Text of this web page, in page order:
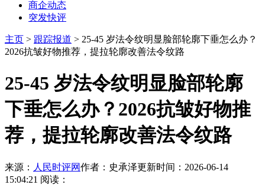
商企动态
突发快评
主页 > 跟踪报道 > 25-45 岁法令纹明显脸部轮廓下垂怎么办？
2026抗皱好物推荐，提拉轮廓改善法令纹路
25-45 岁法令纹明显脸部轮廓
下垂怎么办？2026抗皱好物推
荐，提拉轮廓改善法令纹路
来源： 人民时评网作者：史承泽更新时间：2026-06-14
15:04:21 阅读：